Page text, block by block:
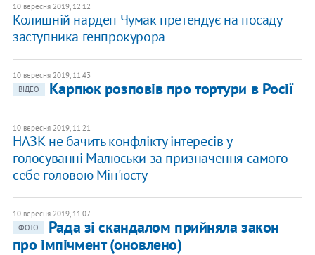
10 вересня 2019, 12:12
Колишній нардеп Чумак претендує на посаду
заступника генпрокурора
10 вересня 2019, 11:43
ВІДЕО
Карпюк розповів про тортури в Росії
10 вересня 2019, 11:21
НАЗК не бачить конфлікту інтересів у
голосуванні Малюськи за призначення самого
себе головою Мін'юсту
10 вересня 2019, 11:07
ФОТО
Рада зі скандалом прийняла закон
про імпічмент (оновлено)